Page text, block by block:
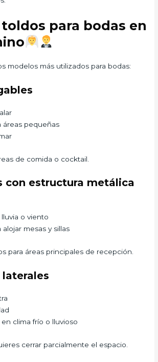
para bodas en
modelos más utilizados para bodas:
áreas pequeñas
de comida o cocktail.
con estructura metálica
o viento
mesas y sillas
para áreas principales de recepción.
clima frío o lluvioso
cerrar parcialmente el espacio.